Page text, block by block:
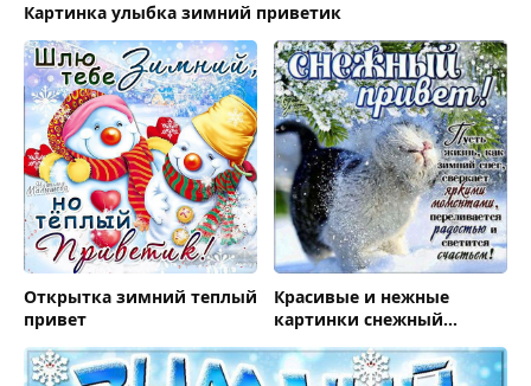
Картинка улыбка зимний приветик
Открытка зимний теплый
привет
Красивые и нежные
картинки снежный
привет